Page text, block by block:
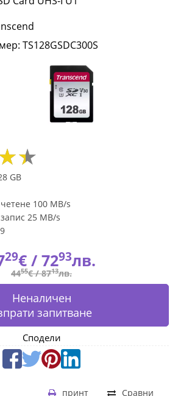
TS128GSDC300S
GB
100 MB/s
25 MB/s
29€ / 7293лв.
4455€ /8713лв.
Неналичен
запитване
Сподели
Сравни
принт